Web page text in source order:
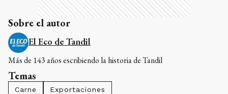
Sobre el autor
El Eco de Tandil
Más de 143 años escribiendo la historia de Tandil
Temas
Carne Exportaciones